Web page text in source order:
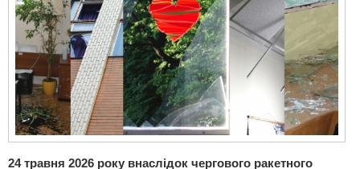
24 травня 2026 року внаслідок чергового ракетного